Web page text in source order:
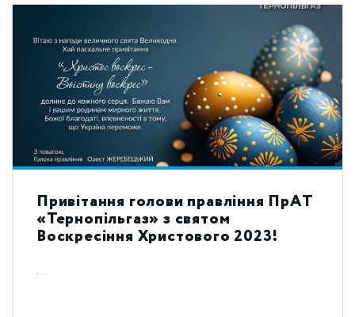
Привітання голови правління ПрАТ
«Тернопільгаз» з святом
Воскресіння Христового 2023!
...